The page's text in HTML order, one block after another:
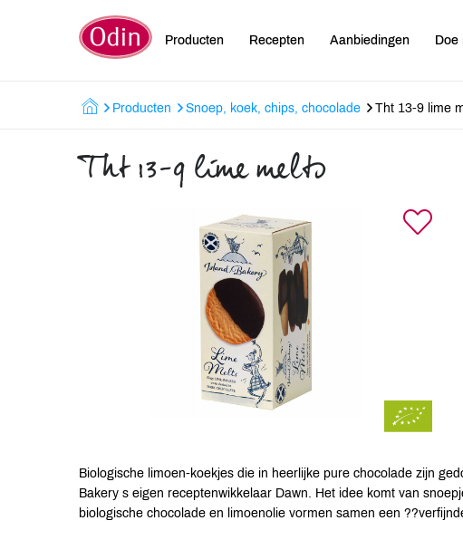
Producten Recepten Aanbiedingen Doe
Producten Snoep, koek, chips, chocolade Tht 13-9 lime
Tht 13-9 lime melts
Biologische limoen-koekjes die in heerlijke pure chocolade zijn
Bakery s eigen receptenwikkelaar Dawn. Het idee komt van
biologische chocolade en limoenolie vormen samen een